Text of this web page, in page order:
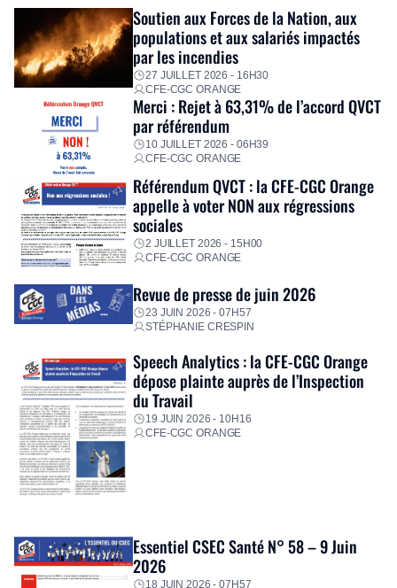
Fidèle à sa mission d’utilité sociale, le Groupe mobilise
immédiatement ses équipes afin de proposer un diagnostic
personnalisé, des aides financières pour faire face aux
premières dépenses, […]
Soutien aux Forces de la Nation, aux
populations et aux salariés impactés
par les incendies
27 JUILLET 2026 - 16H30
CFE-CGC ORANGE
Merci : Rejet à 63,31% de l’accord QVCT
par référendum
10 JUILLET 2026 - 06H39
CFE-CGC ORANGE
Référendum QVCT : la CFE-CGC Orange
appelle à voter NON aux régressions
sociales
2 JUILLET 2026 - 15H00
CFE-CGC ORANGE
Revue de presse de juin 2026
23 JUIN 2026 - 07H57
STÉPHANIE CRESPIN
Speech Analytics : la CFE-CGC Orange
dépose plainte auprès de l’Inspection
du Travail
19 JUIN 2026 - 10H16
CFE-CGC ORANGE
Essentiel CSEC Santé N° 58 – 9 Juin
2026
18 JUIN 2026 - 07H57